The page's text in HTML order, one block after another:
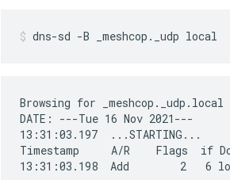
dns-sd -B _meshcop._udp local
Browsing for _meshcop._udp.local
DATE: ---Tue 16 Nov 2021---
13:31:03.197  ...STARTING...
Timestamp     A/R    Flags  if